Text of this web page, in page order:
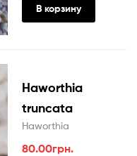
В корзину
Haworthia
truncata
Haworthia
80.00грн.